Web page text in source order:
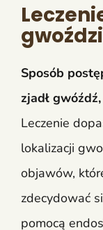
Sposób
zjadł
Leczenie
lokalizacji
objawów,
zdecydować
pomocą